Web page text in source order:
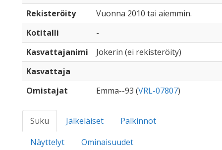
Rekisteröity
Vuonna 2010 tai aiemmin.
Kotitalli
-
Kasvattajanimi
Jokerin (ei rekisteröity)
Kasvattaja
Omistajat
Emma--93 (VRL-07807)
Suku Jälkeläiset
Palkinnot
Näyttelyt
Ominaisuudet